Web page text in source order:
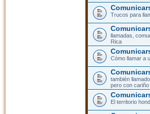
Trucos para
llamadas,
Rica
Cómo llamar a
también
pero con cariño
El territorio